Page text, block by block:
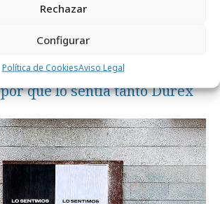
Rechazar
Configurar
Política de CookiesAviso Legal
2025
por qué lo sentía tanto Durex